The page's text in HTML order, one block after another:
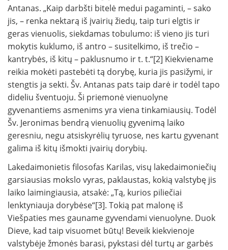
Antanas. „Kaip darbšti bitelė medui pagaminti, – sako
jis, – renka nektarą iš įvairių žiedų, taip turi elgtis ir
geras vienuolis, siekdamas tobulumo: iš vieno jis turi
mokytis kuklumo, iš antro – susitelkimo, iš trečio –
kantrybės, iš kitų – paklusnumo ir t. t.“[2] Kiek­viename
reikia mokėti pastebėti tą dorybę, kuria jis pasižymi, ir
stengtis ja sekti. Šv. Antanas pats taip darė ir todėl tapo
dideliu šventuoju. Ši priemonė vienuolyne
gyvenantiems asmenims yra viena tinkamiausių. Todėl
Šv. Jeroni­mas bendrą vienuolių gyvenimą laiko
geresniu, negu atsiskyrėlių tyruose, nes kartu gyvenant
galima iš kitų išmokti įvairių dorybių.
Lakedaimonietis filosofas Karilas, visų lakedaimoniečių
garsiausias mokslo vyras, paklaustas, kokią valstybę jis
laiko laimingiausia, atsakė: „Tą, kurios piliečiai
lenktyniauja dorybėse“[3]. Tokią pat malonę iš
Viešpaties mes gauname gyvenda­mi vienuolyne. Duok
Dieve, kad taip visuomet būtų! Beveik kiekvienoje
valstybėje žmonės barasi, pykstasi dėl turtų ar garbės